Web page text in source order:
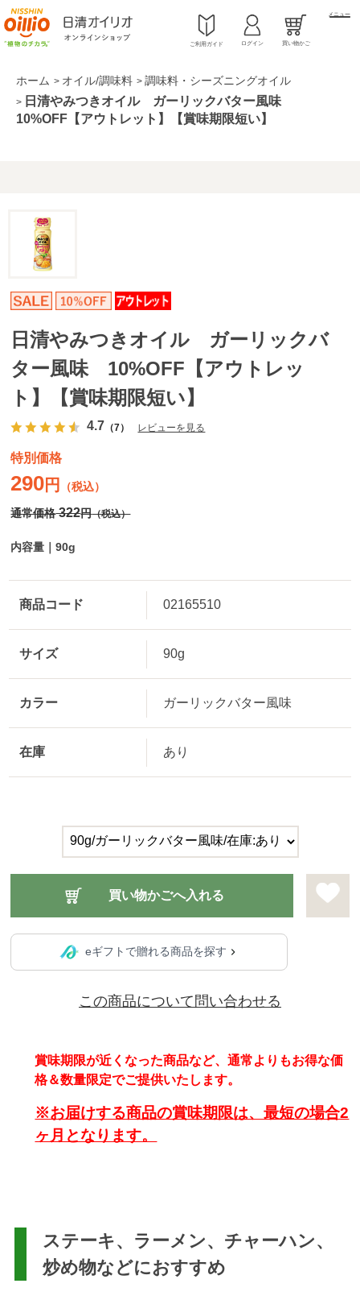
ご利用ガイド ログイン 買い物かご
メニュー
ホーム > オイル/調味料 > 調味料・シーズニングオイル
> 日清やみつきオイル ガーリックバター風味
10%OFF【アウトレット】【賞味期限短い】
日清やみつきオイル ガーリックバ
ター風味 10%OFF【アウトレッ
ト】【賞味期限短い】
4.7 （7） レビューを見る
内容量｜90g
特別価格
290円 （税込）
通常価格322円（税込）
商品コード 02165510
サイズ 90g
カラー ガーリックバター風味
在庫 あり
eギフトで贈れる商品を探す
この商品について問い合わせる
賞味期限が近くなった商品など、通常よりもお得な価
格＆数量限定でご提供いたします。
※お届けする商品の賞味期限は、最短の場合2
ヶ月となります。
ステーキ、ラーメン、チャーハン、
炒め物などにおすすめ